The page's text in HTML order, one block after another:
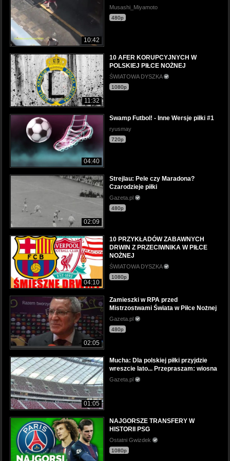
10:42
Musashi_Miyamoto
480p
11:32
10 AFER KORUPCYJNYCH W
POLSKIEJ PIŁCE NOŻNEJ
ŚWIATOWA DYSZKA
1080p
04:40
Swamp Futbol! - Inne Wersje piłki #1
ryusmay
720p
02:09
Strejlau: Pele czy Maradona?
Czarodzieje piłki
Gazeta.pl
480p
04:10
10 PRZYKŁADÓW ZABAWNYCH
DRWIN Z PRZECIWNIKA W PIŁCE
NOŻNEJ
ŚWIATOWA DYSZKA
1080p
02:05
Zamieszki w RPA przed
Mistrzostwami Świata w Piłce Nożnej
Gazeta.pl
480p
01:05
Mucha: Dla polskiej piłki przyjdzie
wreszcie lato... Przepraszam: wiosna
Gazeta.pl
NAJGORSZE TRANSFERY W
HISTORII PSG
Ostatni Gwizdek
1080p